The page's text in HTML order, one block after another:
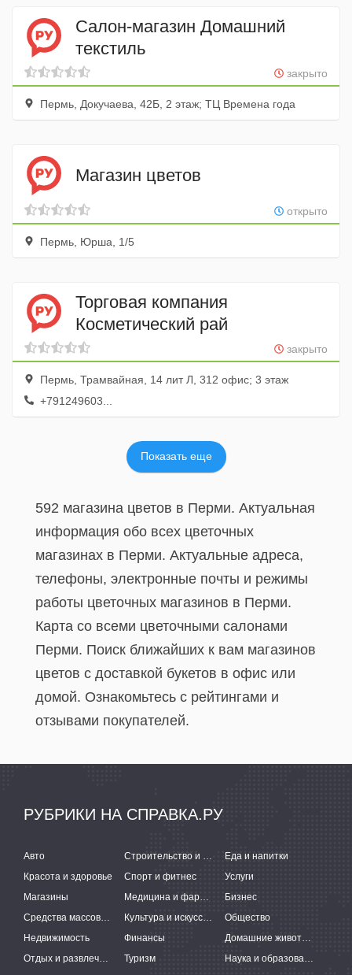
Салон-магазин Домашний
текстиль
закрыто
Пермь, Докучаева, 42Б, 2 этаж; ТЦ Времена года
Магазин цветов
открыто
Пермь, Юрша, 1/5
Торговая компания
Косметический рай
закрыто
Пермь, Трамвайная, 14 лит Л, 312 офис; 3 этаж
+791249603...
Показать еще
592 магазина цветов в Перми. Актуальная
информация обо всех цветочных
магазинах в Перми. Актуальные адреса,
телефоны, электронные почты и режимы
работы цветочных магазинов в Перми.
Карта со всеми цветочными салонами
Перми. Поиск ближайших к вам магазинов
цветов с доставкой букетов в офис или
домой. Ознакомьтесь с рейтингами и
отзывами покупателей.
РУБРИКИ НА СПРАВКА.РУ
Авто Строительство и ремонт
Еда и напитки
Красота и здоровье
Спорт и фитнес
Услуги
Магазины
Медицина и фармацевтика
Бизнес
Средства массовой информации
Культура и искусство
Общество
Недвижимость
Финансы
Домашние животные
Отдых и развлечения
Туризм
Наука и образование